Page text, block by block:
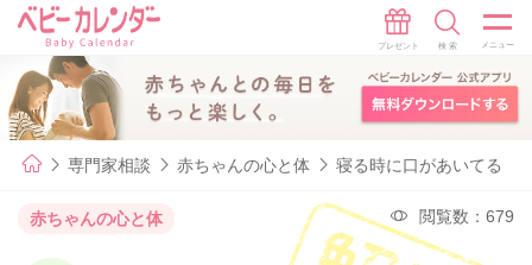
専門家相談 赤ちゃんの心と体 寝る時に口があいてる
赤ちゃんの心と体 閲覧数：679